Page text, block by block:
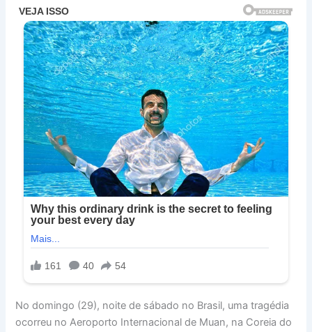
No domingo (29), noite de sábado no Brasil, uma tragédia
ocorreu no Aeroporto Internacional de Muan, na Coreia do